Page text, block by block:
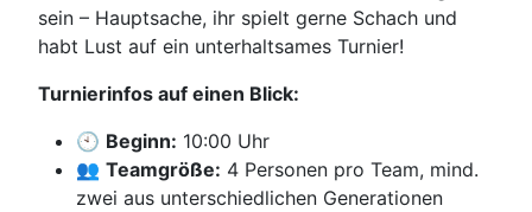
sein – Hauptsache, ihr spielt gerne Schach und
habt Lust auf ein unterhaltsames Turnier!
Turnierinfos auf einen Blick:
🕙 Beginn: 10:00 Uhr
👥 Teamgröße: 4 Personen pro Team, mind.
zwei aus unterschiedlichen Generationen